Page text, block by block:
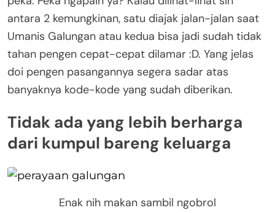
antara 2 kemungkinan, satu diajak jalan-jalan saat
Umanis Galungan atau kedua bisa jadi sudah tidak
tahan pengen cepat-cepat dilamar :D. Yang jelas
doi pengen pasangannya segera sadar atas
banyaknya kode-kode yang sudah diberikan.
Tidak ada yang lebih berharga
dari kumpul bareng keluarga
Enak nih makan sambil ngobrol